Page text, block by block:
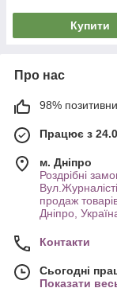
Купити
Про нас
98%
Працює з
м. Дніпро
Роздрібні
продаж
Дніпро,
Контакти
Сьогодні
Показати